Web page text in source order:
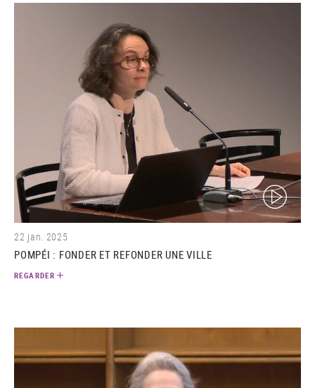
(video)
22 jan. 2025
POMPÉI : FONDER ET REFONDER UNE VILLE
REGARDER